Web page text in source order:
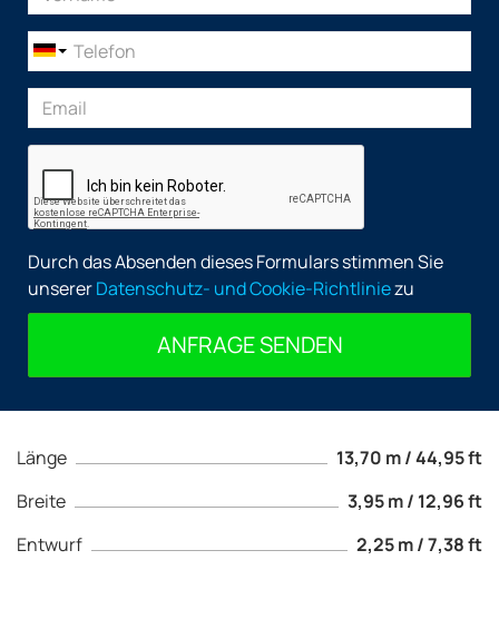
Länge
13,70 m / 44,95 ft
Breite
3,95 m / 12,96 ft
Entwurf
2,25 m / 7,38 ft
Durch das Absenden dieses Formulars stimmen Sie
unsererDatenschutz- und Cookie-Richtliniezu
ANFRAGE SENDEN